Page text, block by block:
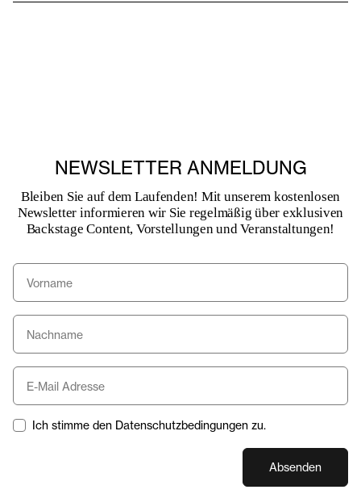
NEWSLETTER ANMELDUNG
Bleiben Sie auf dem Laufenden! Mit unserem kostenlosen
Newsletter informieren wir Sie regelmäßig über exklusiven
Backstage Content, Vorstellungen und Veranstaltungen!
Ich stimme den Datenschutzbedingungen zu.
Absenden